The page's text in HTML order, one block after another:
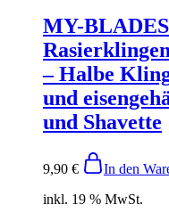
MY-
– Halbe
und
und Shavette
9,90 €
In den
inkl. 19 % MwSt.